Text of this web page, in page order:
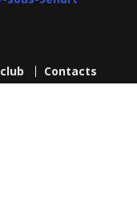
Contacts